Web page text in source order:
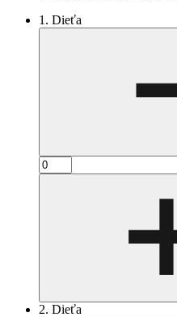
1. Dieťa
2. Dieťa